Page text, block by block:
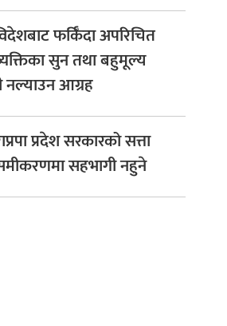
फर्किँदा अपरिचित
सुन तथा बहुमूल्य
नल्याउन आग्रह
प्रदेश सरकारको सत्ता
सहभागी नहुने